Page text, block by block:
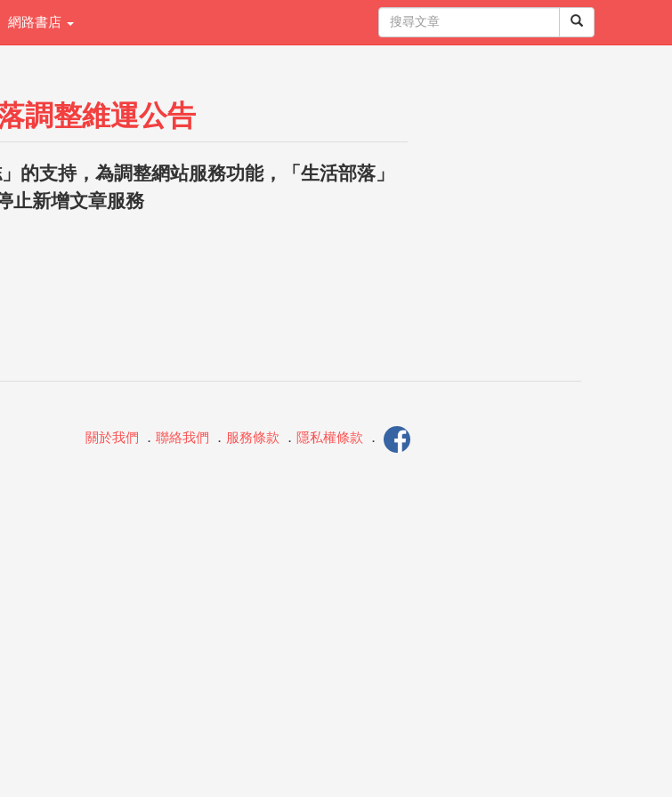
網路書店
調整維運公告
的支持，為調整網站服務功能，「生活部落」
止新增文章服務
關於我們 ． 聯絡我們 ． 服務條款 ． 隱私權條款 ．